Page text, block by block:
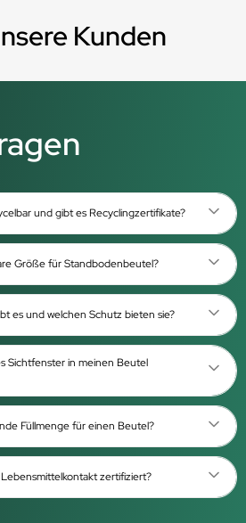
Kunden
und gibt es Recyclingzertifikate?
Größe für Standbodenbeutel?
es und welchen Schutz bieten sie?
Sichtfenster in meinen Beutel
Füllmenge für einen Beutel?
zertifiziert?